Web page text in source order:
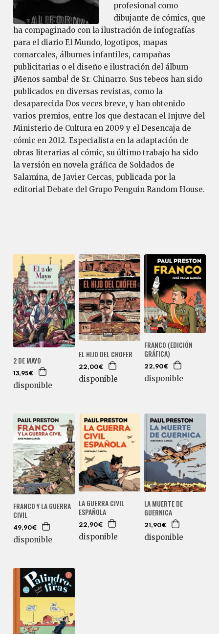
profesional como
dibujante de cómics, que
ha compaginado con la ilustración de infografías
para el diario El Mundo, logotipos, mapas
comarcales, álbumes infantiles, campañas
publicitarias o el diseño e ilustración del álbum
¡Menos samba! de Sr. Chinarro. Sus tebeos han sido
publicados en diversas revistas, como la
desaparecida Dos veces breve, y han obtenido
varios premios, entre los que destacan el Injuve del
Ministerio de Cultura en 2009 y el Desencaja de
cómic en 2012. Especialista en la adaptación de
obras literarias al cómic, su último trabajo ha sido
la versión en novela gráfica de Soldados de
Salamina, de Javier Cercas, publicada por la
editorial Debate del Grupo Penguin Random House.
2 DE MAYO
13,95€
disponible
EL HIJO DEL CHOFER
22,00€
disponible
FRANCO (EDICIÓN
GRÁFICA)
22,90€
disponible
FRANCO Y LA GUERRA
CIVIL
49,90€
disponible
LA GUERRA CIVIL
ESPAÑOLA
22,90€
disponible
LA MUERTE DE
GUERNICA
21,90€
disponible